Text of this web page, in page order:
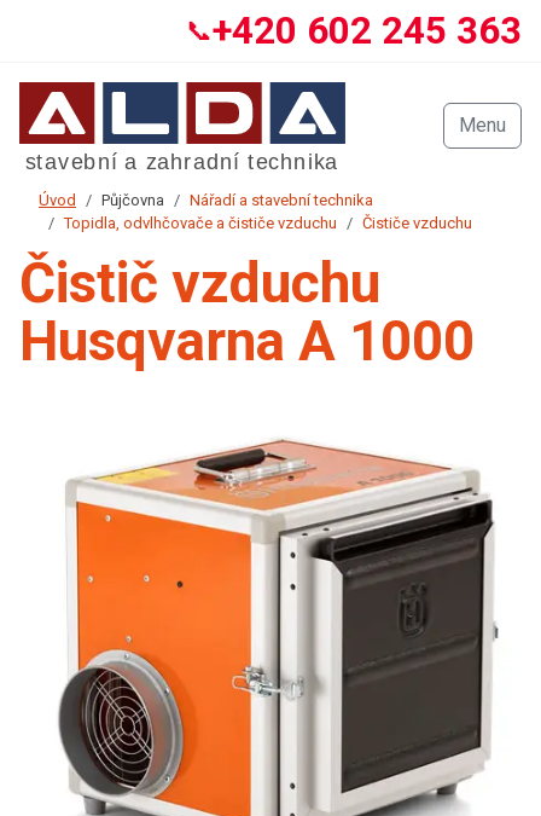
📞+420 602 245 363
Menu
Úvod Půjčovna
Nářadí a stavební technika
Topidla, odvlhčovače a čističe vzduchu
Čističe vzduchu
Čistič vzduchu
Husqvarna A 1000